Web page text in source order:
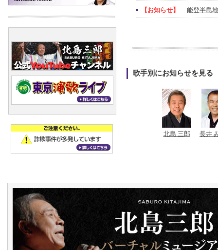
【お知らせ】 能登半島
歌手別にお知らせを見る
北島 三郎 長井